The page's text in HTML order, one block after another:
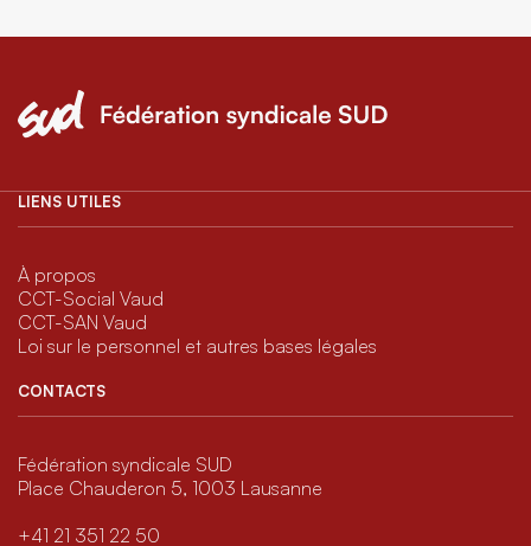
LIENS UTILES
À propos
CCT-Social Vaud
CCT-SAN Vaud
Loi sur le personnel et autres bases légales
CONTACTS
Fédération syndicale SUD
Place Chauderon 5, 1003 Lausanne
+41 21 351 22 50